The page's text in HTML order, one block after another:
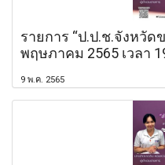
รายการ “ป.ป.ช.จังหวัด
พฤษภาคม 2565 เวลา
9 พ.ค. 2565